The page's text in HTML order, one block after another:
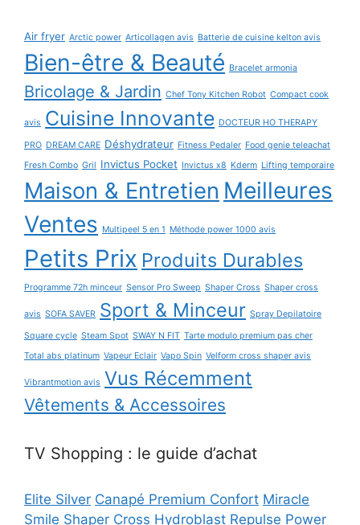
Air fryer Arctic power Articollagen avis Batterie de cuisine kelton avis
Bien-être & Beauté Bracelet armonia
Bricolage & Jardin Chef Tony Kitchen Robot Compact cook
avis Cuisine Innovante DOCTEUR HO THERAPY
PRO DREAM CARE Déshydrateur Fitness Pedaler Food genie teleachat
Fresh Combo Gril Invictus Pocket Invictus x8 Kderm Lifting temporaire
Maison & Entretien Meilleures
Ventes Multipeel 5 en 1 Méthode power 1000 avis
Petits Prix Produits Durables
Programme 72h minceur Sensor Pro Sweep Shaper Cross Shaper cross
avis SOFA SAVER Sport & Minceur Spray Depilatoire
Square cycle Steam Spot SWAY N FIT Tarte modulo premium pas cher
Total abs platinum Vapeur Eclair Vapo Spin Velform cross shaper avis
Vibrantmotion avis Vus Récemment
Vêtements & Accessoires
TV Shopping : le guide d’achat
Elite Silver Canapé Premium Confort Miracle
Smile Shaper Cross Hydroblast Repulse Power